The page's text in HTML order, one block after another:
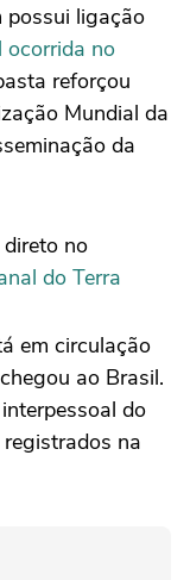
possui ligação
ocorrida no
reforçou
Mundial da
da
no
do Terra
em circulação
ao Brasil.
do
na